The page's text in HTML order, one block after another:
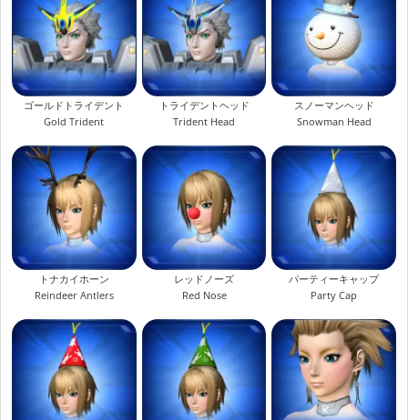
ゴールドトライデント
Gold Trident
トライデントヘッド
Trident Head
スノーマンヘッド
Snowman Head
トナカイホーン
Reindeer Antlers
レッドノーズ
Red Nose
パーティーキャップ
Party Cap